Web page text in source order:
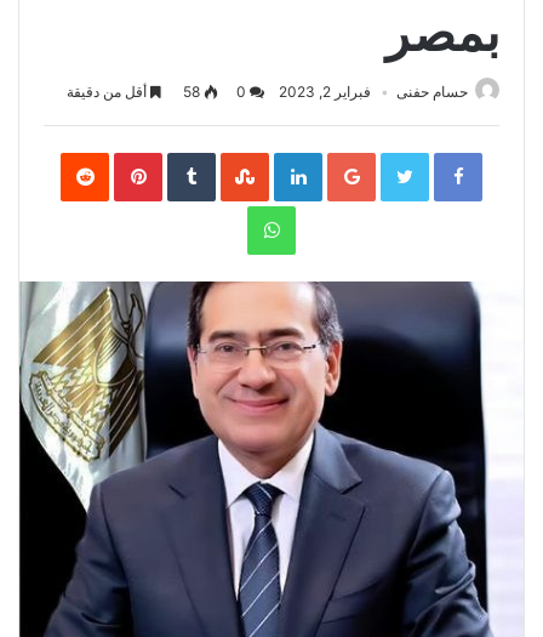
بمصر
حسام حفنى فبراير 2, 2023 58 أقل من دقيقة
Facebook
Twitter
Google+
LinkedIn
Pinterest
WhatsApp